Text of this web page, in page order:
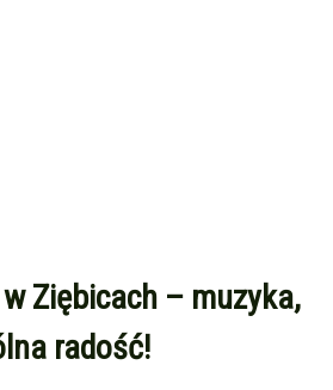
Ziębicach – muzyka,
radość!